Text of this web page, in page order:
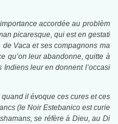
accordée au problèm
picaresque, qui est en gestati
Vaca et ses compagnons ma
qu’on leur abandonne, quitte à
leur en donnent l’occasi
il évoque ces cures et ces
(le Noir Estebanico est curie
se réfère à Dieu, au Di